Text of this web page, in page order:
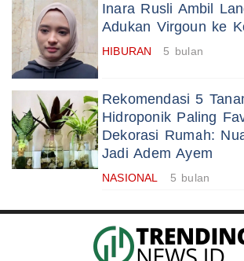
Inara Rusli Ambil
Adukan Virgoun ke
HIBURAN 5 bulan
Rekomendasi 5
Hidroponik Paling
Dekorasi Rumah:
Jadi Adem Ayem
NASIONAL 5 bulan